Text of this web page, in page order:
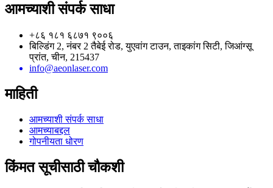
आमच्याशी संपर्क साधा
+८६ १८१ ६८७१ ९००६
बिल्डिंग 2, नंबर 2 तैबेई रोड, युएवांग टाउन, ताइकांग सिटी, जिआंग्सू
प्रांत, चीन, 215437
info@aeonlaser.com
माहिती
आमच्याशी संपर्क साधा
आमच्याबद्दल
गोपनीयता धोरण
किंमत सूचीसाठी चौकशी